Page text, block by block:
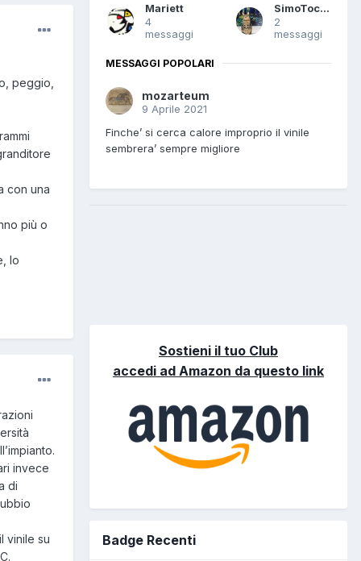
peggio,
con una
più o
lo
invece
di
vinile su
Mariett
4
messaggi
SimoTocca
2
messaggi
MESSAGGI POPOLARI
mozarteum
9 Aprile 2021
Finche’ si cerca calore improprio il vinile
sembrera’ sempre migliore
Sostieni il tuo Club
accedi ad Amazon da questo link
Badge Recenti